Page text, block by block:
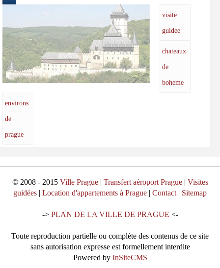
visite
guidee
chateaux
de
boheme
environs
de
prague
© 2008 - 2015 Ville Prague| Transfert aéroport Prague| Visites
guidées | Location d'appartements à Prague | Contact | Sitemap
-> PLAN DE LA VILLE DE PRAGUE <-
Toute reproduction partielle ou complète des contenus de ce site
sans autorisation expresse est formellement interdite
Powered by InSiteCMS